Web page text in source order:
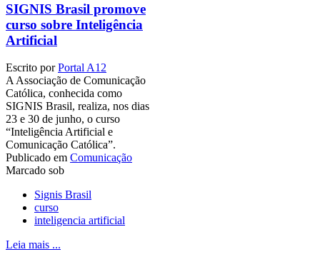
SIGNIS Brasil promove
curso sobre Inteligência
Artificial
Escrito porPortal A12
A Associação de Comunicação
Católica, conhecida como
SIGNIS Brasil, realiza, nos dias
23 e 30 de junho, o curso
“Inteligência Artificial e
Comunicação Católica”.
Publicado em Comunicação
Marcado sob
Signis Brasil
curso
inteligencia artificial
Leia mais ...